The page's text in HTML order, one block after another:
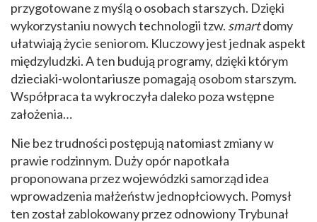
przygotowane z myślą o osobach starszych. Dzięki
wykorzystaniu nowych technologii tzw. smartdomy
ułatwiają życie seniorom. Kluczowy jest jednak aspekt
międzyludzki. A ten budują programy, dzięki którym
dzieciaki-wolontariusze pomagają osobom starszym.
Współpraca ta wykroczyła daleko poza wstępne
założenia…
Nie bez trudności postępują natomiast zmiany w
prawie rodzinnym. Duży opór napotkała
proponowana przez wojewódzki samorząd idea
wprowadzenia małżeństw jednopłciowych. Pomysł
ten został zablokowany przez odnowiony Trybunał